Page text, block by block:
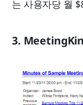
는 사용자당 월
3.